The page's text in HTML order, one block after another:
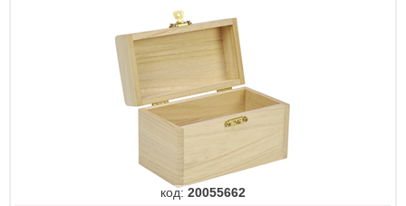
код: 20055662